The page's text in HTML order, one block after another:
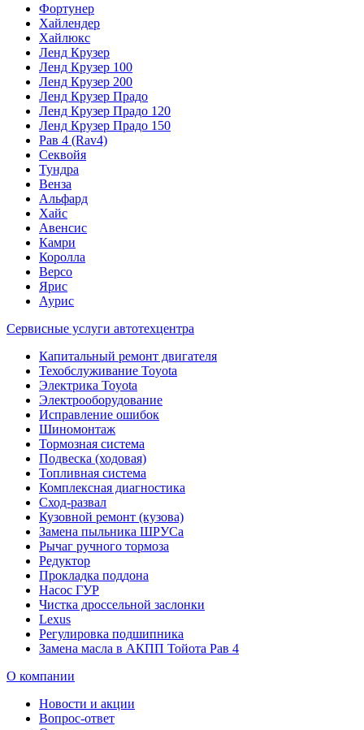
Фортунер
Хайлендер
Хайлюкс
Ленд Крузер
Ленд Крузер 100
Ленд Крузер 200
Ленд Крузер Прадо
Ленд Крузер Прадо 120
Ленд Крузер Прадо 150
Рав 4 (Rav4)
Секвойя
Тундра
Венза
Альфард
Хайс
Авенсис
Камри
Королла
Версо
Ярис
Аурис
Сервисные услуги автотехцентра
Капитальный ремонт двигателя
Техобслуживание Toyota
Электрика Toyota
Электрооборудование
Исправление ошибок
Шиномонтаж
Тормозная система
Подвеска (ходовая)
Топливная система
Комплексная диагностика
Сход-развал
Кузовной ремонт (кузова)
Замена пыльника ШРУСа
Рычаг ручного тормоза
Редуктор
Прокладка поддона
Насос ГУР
Чистка дроссельной заслонки
Lexus
Регулировка подшипника
Замена масла в АКПП Тойота Рав 4
О компании
Новости и акции
Вопрос-ответ